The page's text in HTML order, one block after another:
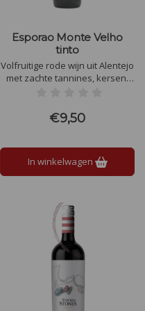
Esporao Monte Velho
tinto
Volfruitige rode wijn uit Alentejo
met zachte tannines, kersen,
of tapas.
€9,50
In winkelwagen